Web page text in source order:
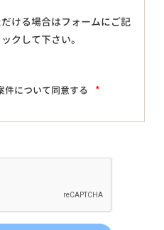
ける場合はフォームにご記
クして下さい。
件について同意する *